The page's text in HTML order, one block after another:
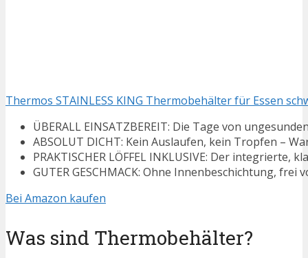
Thermos STAINLESS KING Thermobehälter für Essen
ÜBERALL EINSATZBEREIT: Die Tage von
ABSOLUT DICHT: Kein Auslaufen, kein Tropfen –
PRAKTISCHER LÖFFEL INKLUSIVE: Der integrierte,
GUTER GESCHMACK: Ohne Innenbeschichtung, frei
Bei Amazon kaufen
Was sind Thermobehälter?